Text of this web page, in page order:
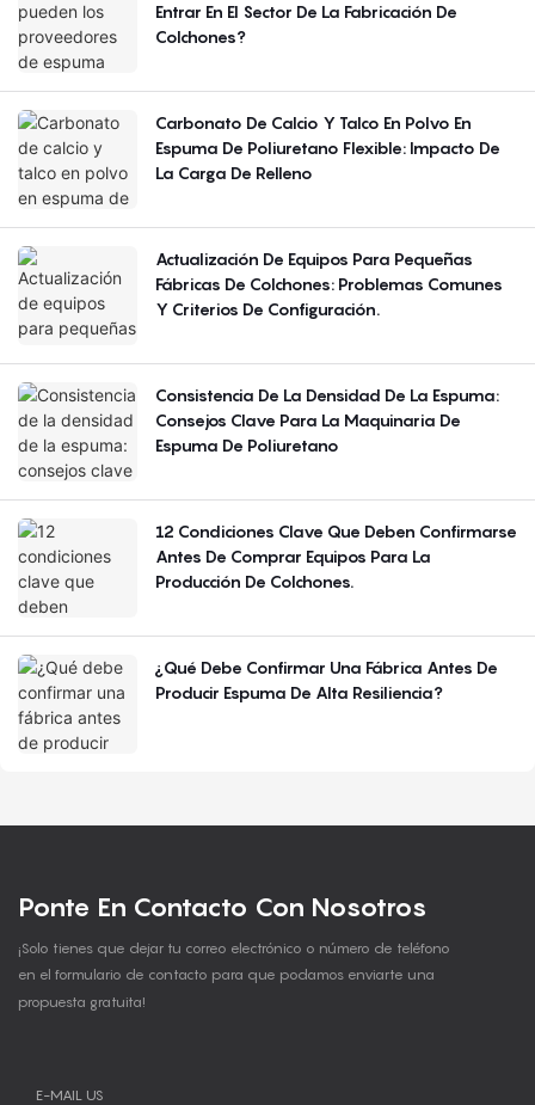
Entrar En El Sector De La Fabricación De
Colchones?
Carbonato De Calcio Y Talco En Polvo En
Espuma De Poliuretano Flexible: Impacto De
La Carga De Relleno
Actualización De Equipos Para Pequeñas
Fábricas De Colchones: Problemas Comunes
Y Criterios De Configuración.
Consistencia De La Densidad De La Espuma:
Consejos Clave Para La Maquinaria De
Espuma De Poliuretano
12 Condiciones Clave Que Deben Confirmarse
Antes De Comprar Equipos Para La
Producción De Colchones.
¿Qué Debe Confirmar Una Fábrica Antes De
Producir Espuma De Alta Resiliencia?
Ponte En Contacto Con Nosotros
¡Solo tienes que dejar tu correo electrónico o número de teléfono
en el formulario de contacto para que podamos enviarte una
propuesta gratuita!
E-MAIL US